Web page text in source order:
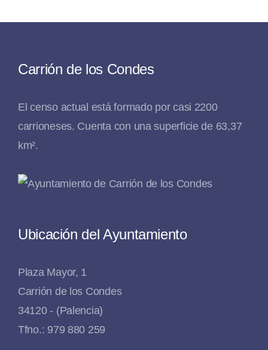
Carrión de los Condes
El censo actual está formado por casi 2200
carrioneses. Cuenta con una superficie de 63,37
km².
Ubicación del Ayuntamiento
Plaza Mayor, 1
Carrión de los Condes
34120 - (Palencia)
Tfno.: 979 880 259